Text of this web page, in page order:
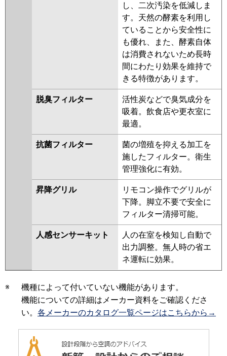
し、二次汚染を低減しま
す。天然の酵素を利用し
ていることから安全性に
も優れ、また、酵素自体
は消費されないため長時
間にわたり効果を維持で
きる特徴があります。
脱臭フィルター
活性炭などで臭気成分を
吸着。飲食店や更衣室に
最適。
抗菌フィルター
菌の増殖を抑える加工を
施したフィルター。衛生
管理強化に有効。
昇降グリル
リモコン操作でグリルが
下降。脚立不要で安全に
フィルター清掃可能。
人感センサーキット
人の在室を検知し自動で
出力調整。無人時の省エ
ネ運転に効果。
※
機種によって付いていない機能があります。
機能についての詳細はメーカー資料をご確認くださ
い。 各メーカーのカタログ一覧ページはこちらから→